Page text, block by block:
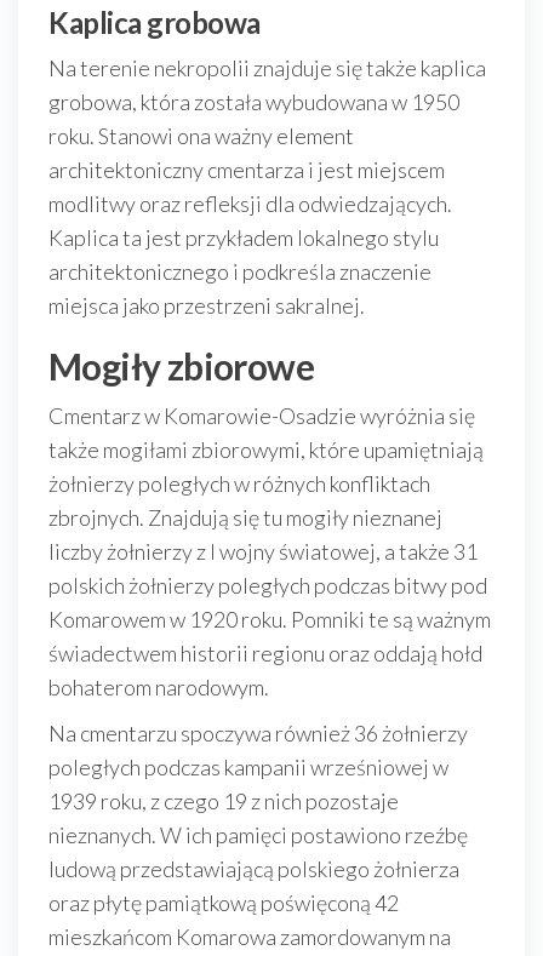
Kaplica grobowa
Na terenie nekropolii znajduje się także kaplica
grobowa, która została wybudowana w 1950
roku. Stanowi ona ważny element
architektoniczny cmentarza i jest miejscem
modlitwy oraz refleksji dla odwiedzających.
Kaplica ta jest przykładem lokalnego stylu
architektonicznego i podkreśla znaczenie
miejsca jako przestrzeni sakralnej.
Mogiły zbiorowe
Cmentarz w Komarowie-Osadzie wyróżnia się
także mogiłami zbiorowymi, które upamiętniają
żołnierzy poległych w różnych konfliktach
zbrojnych. Znajdują się tu mogiły nieznanej
liczby żołnierzy z I wojny światowej, a także 31
polskich żołnierzy poległych podczas bitwy pod
Komarowem w 1920 roku. Pomniki te są ważnym
świadectwem historii regionu oraz oddają hołd
bohaterom narodowym.
Na cmentarzu spoczywa również 36 żołnierzy
poległych podczas kampanii wrześniowej w
1939 roku, z czego 19 z nich pozostaje
nieznanych. W ich pamięci postawiono rzeźbę
ludową przedstawiającą polskiego żołnierza
oraz płytę pamiątkową poświęconą 42
mieszkańcom Komarowa zamordowanym na